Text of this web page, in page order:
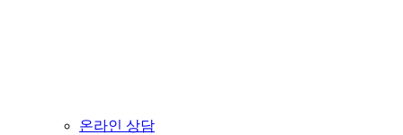
온라인 상담